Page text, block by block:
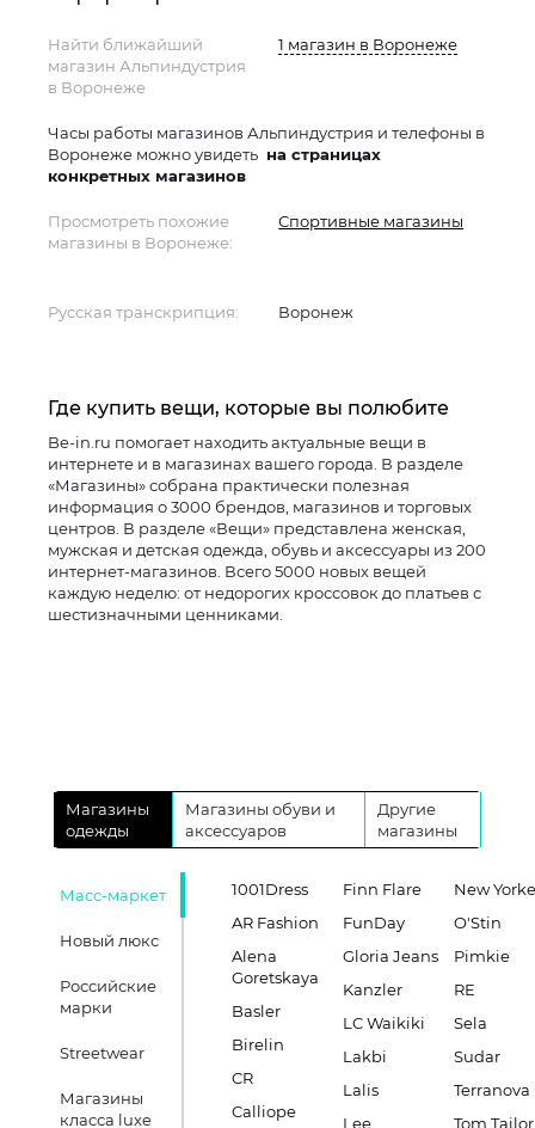
Найти ближайший
магазин Альпиндустрия
в Воронеже
1 магазин в Воронеже
Часы работы магазинов Альпиндустрия и телефоны в
Воронеже можно увидеть на страницах
конкретных магазинов
Просмотреть похожие
магазины в Воронеже:
Спортивные магазины
Русская транскрипция: Воронеж
Где купить вещи, которые вы полюбите
Be-in.ru помогает находить актуальные вещи в
интернете и в магазинах вашего города. В разделе
«Магазины» собрана практически полезная
информация о 3000 брендов, магазинов и торговых
центров. В разделе «Вещи» представлена женская,
мужская и детская одежда, обувь и аксессуары из 200
интернет-магазинов. Всего 5000 новых вещей
каждую неделю: от недорогих кроссовок до платьев с
шестизначными ценниками.
Магазины
одежды
Магазины обуви и
аксессуаров
Другие
магазины
Масс-маркет
Новый люкс
Российские
марки
Streetwear
Магазины
класса luxe
1001Dress
AR Fashion
Alena
Goretskaya
Basler
Birelin
CR
Calliope
Finn Flare
FunDay
Gloria Jeans
Kanzler
LC Waikiki
Lakbi
Lalis
Lee
New
O'Stin
Pimkie
RE
Sela
Sudar
Terranova
Tom Tailor